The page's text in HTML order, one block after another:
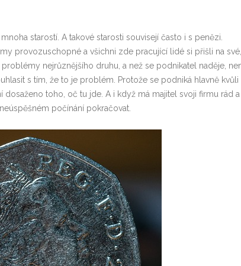
starostí. A takové starosti souvisejí často i s penězi.
provozuschopné a všichni zde pracující lidé si přišli na své,
nejrůznějšího druhu, a než se podnikatel naděje,
s tím, že to je problém. Protože se podniká hlavně kvůli
toho, oč tu jde. A i když má majitel svoji firmu rád a
počínání pokračovat.